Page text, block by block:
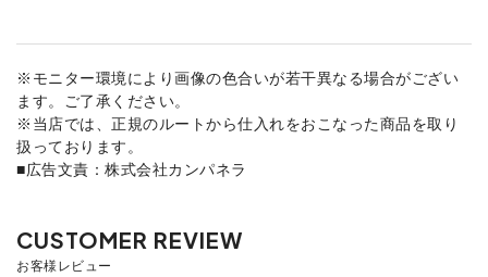
※モニター環境により画像の色合いが若干異なる場合がござい
ます。ご了承ください。
※当店では、正規のルートから仕入れをおこなった商品を取り
扱っております。
■広告文責：株式会社カンパネラ